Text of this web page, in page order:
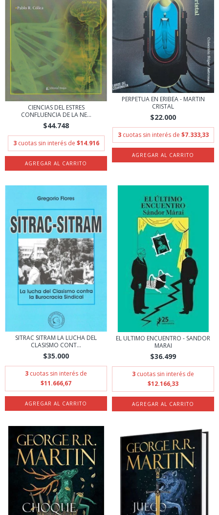
CIENCIAS DEL ESTRES
CONFLUENCIA DE LA NE...
$44.748
3 cuotas sin interés de $14.916
PERPETUA EN ERIBEA - MARTIN
CRISTAL
$22.000
3 cuotas sin interés de $7.333,33
SITRAC SITRAM LA LUCHA DEL
CLASISMO CONT...
$35.000
3 cuotas sin interés de
$11.666,67
EL ULTIMO ENCUENTRO - SANDOR
MARAI
$36.499
3 cuotas sin interés de
$12.166,33